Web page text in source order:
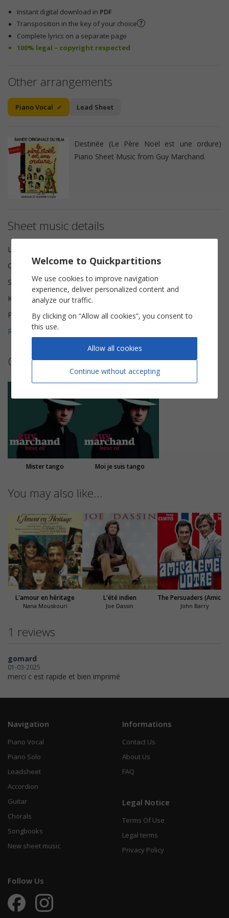
Instant digital download in PDF
Transposition in the key of your choice
Complete lyrics on a separate page
100% legal – copyright respected
Other arrangements
Piano Vocal Lead Sheet
Destinée (Le Père Noël est une ordure)
Piano Sheet Music from Guy Marchand.
Sheet music details
Lyricist(s)
Composer(s)
Vladimir Cosma
Scoring
Piano Vocal
Key
Pages
5
Reviews (1
Other sheet music by Guy Marchand
Mister tango Moi je suis tango
You may also like...
L'amour en héritage
Nana Mouskouri
L'été indien
Joe Dassin John Barry
1 reviews
gomard
01-03-2025
merci c est rapide et bien imprimé
Navigation
Piano Vocal
Piano Solo
Leadsheet
Accordion
Guitar
Chorals
Songbooks
New sheet music
Informations
Contact Us
About Us
FAQ
Legal Notice
Terms Of Use
Legal terms
Privacy Policy
Follow Us
Welcome to Quickpartitions
We use cookies to improve navigation
experience, deliver personalized content and
analyze our traffic.
By clicking on “Allow all cookies”, you consent to
this use.
Continue without accepting
Allow all cookies